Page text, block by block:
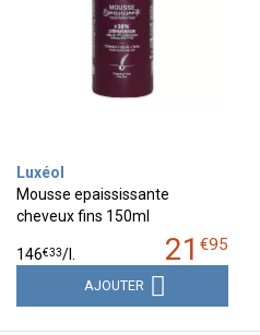
Luxéol
Mousse epaississante
cheveux fins 150ml
21 €95
146€33/
AJOUTER